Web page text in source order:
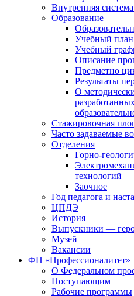
Внутренняя
Образование
Учебный план
Учебный
Описание
Предметно
Результаты
О
Стажировочная
Часто задаваемые
Отделения
Горно-
технологий
Заочное
Год педагога и
ЦПДЭ
История
Выпускники —
Музей
Вакансии
ФП «Профессионалитет»
О Федеральном
Поступающим
Рабочие программы